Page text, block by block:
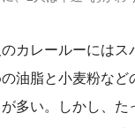
カレールーにはス
油脂と小麦粉など
多い。しかし、た